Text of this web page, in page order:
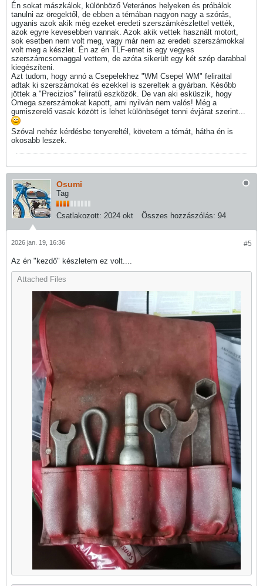
Én sokat mászkálok, különböző Veterános helyeken és próbálok
tanulni az öregektől, de ebben a témában nagyon nagy a szórás,
ugyanis azok akik még ezeket eredeti szerszámkészlettel vették,
azok egyre kevesebben vannak. Azok akik vettek használt motort,
sok esetben nem volt meg, vagy már nem az eredeti szerszámokkal
volt meg a készlet. Én az én TLF-emet is egy vegyes
szerszámcsomaggal vettem, de azóta sikerült egy két szép darabbal
kiegészíteni.
Azt tudom, hogy annó a Csepelekhez "WM Csepel WM" felirattal
adtak ki szerszámokat és ezekkel is szereltek a gyárban. Később
jöttek a "Precizios" feliratű eszközök. De van aki esküszik, hogy
Omega szerszámokat kapott, ami nyilván nem valós! Még a
gumiszerelő vasak között is lehet különbséget tenni évjárat szerint...
Szóval nehéz kérdésbe tenyereltél, követem a témát, hátha én is
okosabb leszek.
Osumi
Tag
Csatlakozott: 2024 okt Összes hozzászólás: 94
#5
2026 jan. 19, 16:36
Az én "kezdő" készletem ez volt....
Attached Files